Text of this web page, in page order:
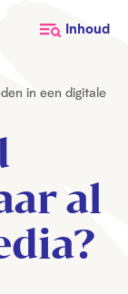
Inhoud
in een digitale
al